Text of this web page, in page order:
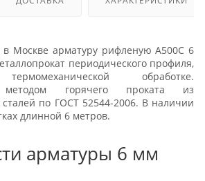
в Москве арматуру рифленую А500С 6
периодического профиля,
обработке.
методом горячего проката из
сталей по ГОСТ 52544-2006. В наличии
длинной 6 метров.
арматуры 6 мм